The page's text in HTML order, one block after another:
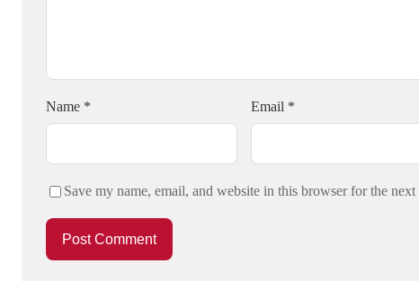
Name * Email *
Save my name, email, and website in this browser for the